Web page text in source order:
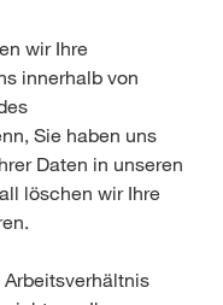
wir Ihre
innerhalb von
Sie haben uns
Daten in unseren
löschen wir Ihre